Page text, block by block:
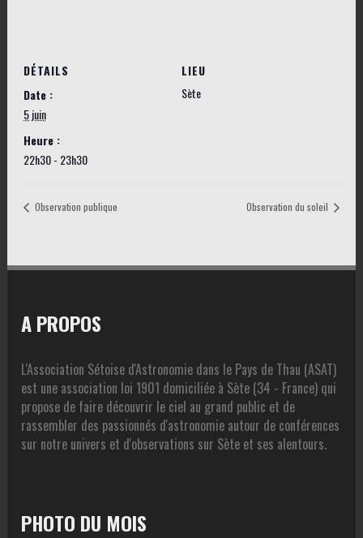
DÉTAILS
Date :
5 juin
Heure :
22h30 - 23h30
LIEU
Sète
Observation publique Observation du soleil
A PROPOS
L'Association Sétoise d'Astronomie dans le Pays de Thau (ASAT)
est une association loi 1901 domiciliée à Sète (34 - France) qui
propose de faire découvrir le ciel au grand public et de
rassembler des passionnés d'astronomie autour de conférences
sur notre univers et d'observations sur Sète et ses alentours.
PHOTO DU MOIS